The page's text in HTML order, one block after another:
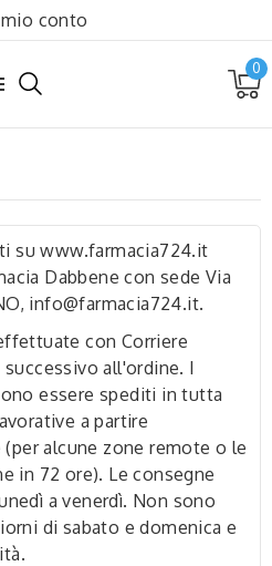
conto
0
su www.farmacia724.it
Dabbene con sede Via
info@farmacia724.it.
con Corriere
all'ordine. I
essere spediti in tutta
a partire
alcune zone remote o le
in 72 ore). Le consegne
a venerdì. Non sono
di sabato e domenica e